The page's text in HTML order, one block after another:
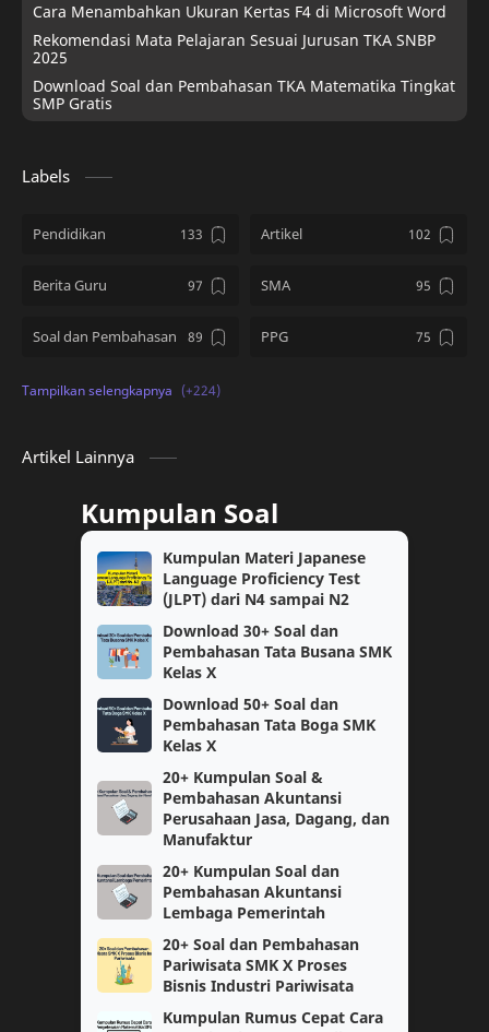
Cara Menambahkan Ukuran Kertas F4 di Microsoft Word
Rekomendasi Mata Pelajaran Sesuai Jurusan TKA SNBP
2025
Download Soal dan Pembahasan TKA Matematika Tingkat
SMP Gratis
Labels
Pendidikan Artikel
Berita Guru SMA
Soal dan Pembahasan PPG
Kumpulan Soal
PPG Guru Tertentu
Topik PMM
PPPK
Ujian Sekolah
Bukti Dukung CPNS
Kelas 1
Kurikulum Merdeka Belajar KSN
Artikel Lainnya
Kumpulan Soal
Kumpulan Materi Japanese
Language Proficiency Test
(JLPT) dari N4 sampai N2
Download 30+ Soal dan
Pembahasan Tata Busana SMK
Kelas X
Download 50+ Soal dan
Pembahasan Tata Boga SMK
Kelas X
20+ Kumpulan Soal &
Pembahasan Akuntansi
Perusahaan Jasa, Dagang, dan
Manufaktur
20+ Kumpulan Soal dan
Pembahasan Akuntansi
Lembaga Pemerintah
20+ Soal dan Pembahasan
Pariwisata SMK X Proses
Bisnis Industri Pariwisata
Kumpulan Rumus Cepat Cara